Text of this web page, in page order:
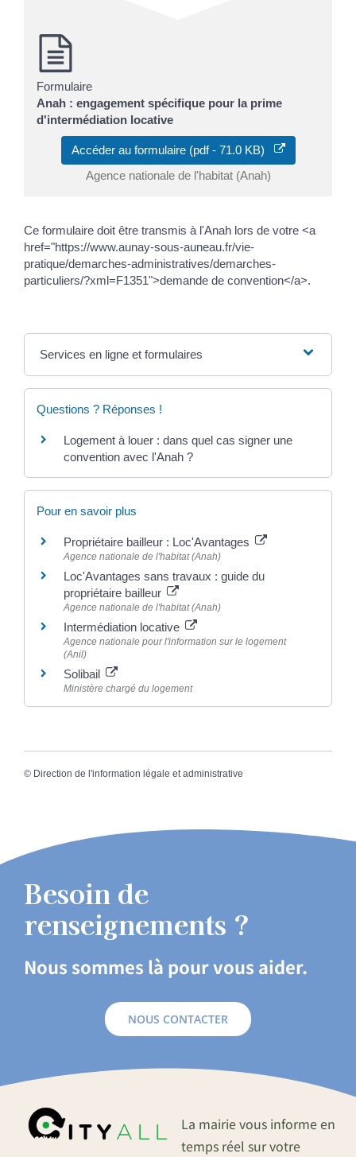
Formulaire
Anah : engagement spécifique pour la prime
d'intermédiation locative
Accéder au formulaire (pdf - 71.0 KB)
Agence nationale de l'habitat (Anah)
Ce formulaire doit être transmis à l'Anah lors de votre <a
href="https://www.aunay-sous-auneau.fr/vie-
pratique/demarches-administratives/demarches-
particuliers/?xml=F1351">demande de convention</a>.
Services en ligne et formulaires
Questions ? Réponses !
Logement à louer : dans quel cas signer une
convention avec l'Anah ?
Pour en savoir plus
Propriétaire bailleur : Loc'Avantages
Agence nationale de l'habitat (Anah)
Loc'Avantages sans travaux : guide du
propriétaire bailleur
Agence nationale de l'habitat (Anah)
Intermédiation locative
Agence nationale pour l'information sur le logement
(Anil)
Solibail
Ministère chargé du logement
© Direction de l'information légale et administrative
Besoin de
renseignements ?
Nous sommes là pour vous aider.
NOUS CONTACTER
La mairie vous informe en
temps réel sur votre